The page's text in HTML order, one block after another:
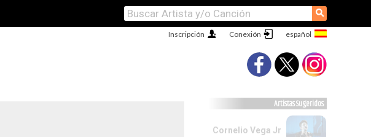
⚲
Conexión
Inscripción
Artistas Sugeridos
Cornelio Vega Jr